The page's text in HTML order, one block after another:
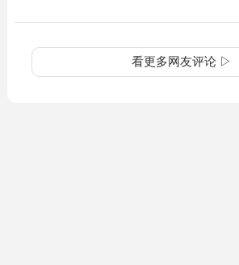
看更多网友评论 ▷